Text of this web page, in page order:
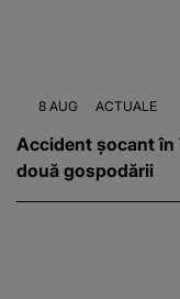
8 AUG ACTUALE
Accident șocant în
două gospodării